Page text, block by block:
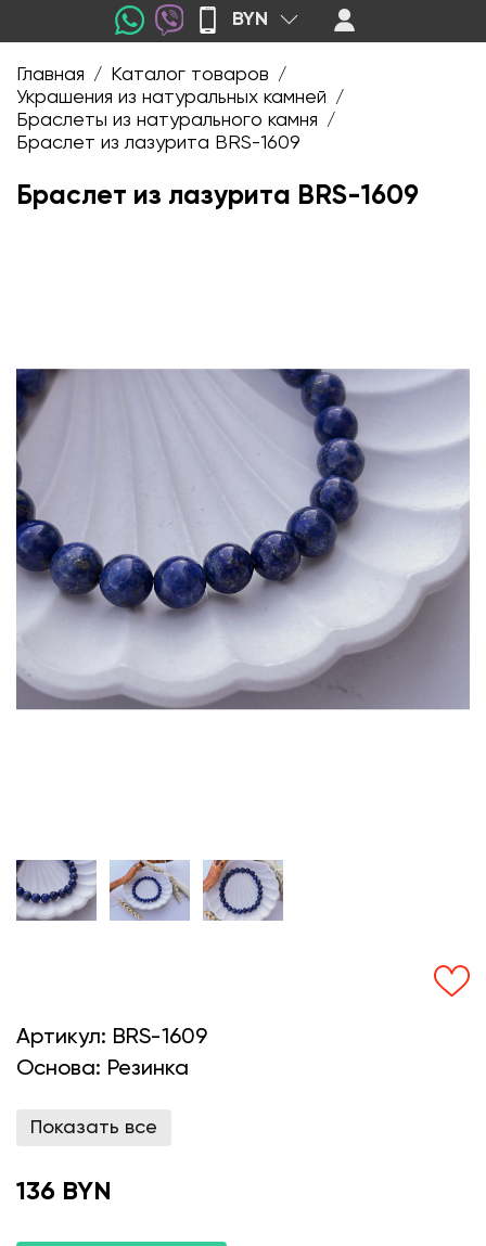
BYN
Главная / Каталог товаров /
Украшения из натуральных камней /
Браслеты из натурального камня /
Браслет из лазурита BRS-1609
Браслет из лазурита BRS-1609
Артикул: BRS-1609
Основа: Резинка
Показать все
136 BYN